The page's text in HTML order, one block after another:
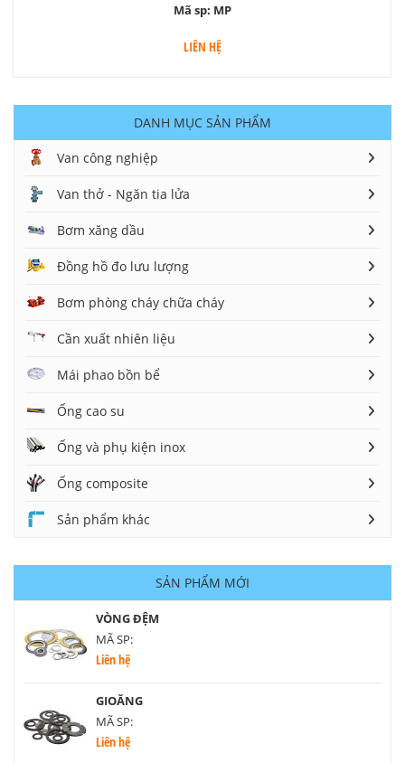
Mã sp: MP
LIÊN HỆ
DANH MỤC SẢN PHẨM
Van công nghiệp
Van thở - Ngăn tia lửa
Bơm xăng dầu
Đồng hồ đo lưu lượng
Bơm phòng cháy chữa cháy
Cần xuất nhiên liệu
Mái phao bồn bể
Ống cao su
Ống và phụ kiện inox
Ống composite
Sản phẩm khác
SẢN PHẨM MỚI
VÒNG ĐỆM
MÃ SP:
Liên hệ
GIOĂNG
MÃ SP:
Liên hệ